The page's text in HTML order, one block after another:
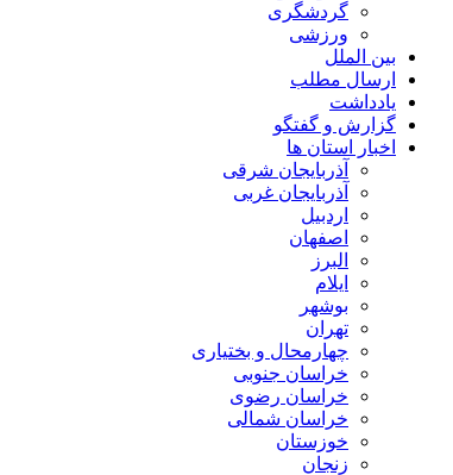
گردشگری
ورزشی
بین الملل
ارسال مطلب
یادداشت
گزارش و گفتگو
اخبار استان ها
آذربایجان شرقی
آذربایجان غربی
اردبیل
اصفهان
البرز
ایلام
بوشهر
تهران
چهارمحال و بختیاری
خراسان جنوبی
خراسان رضوی
خراسان شمالی
خوزستان
زنجان